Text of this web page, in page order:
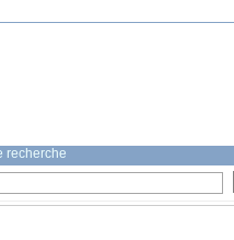
recherche